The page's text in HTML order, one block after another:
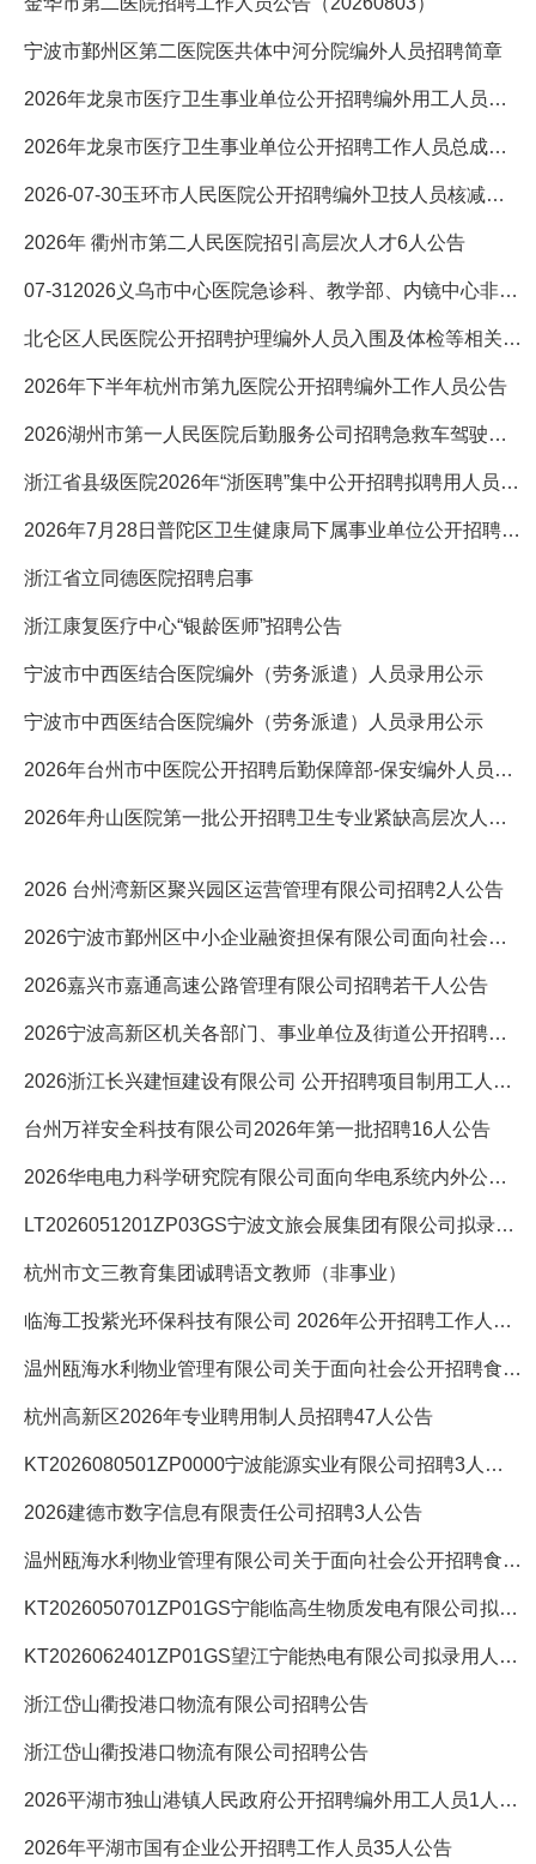
宁波市鄞州区第二医院医共体中河分院编外人员招聘简章
2026年龙泉市医疗卫生事业单位公开招聘编外用工人员总成绩、..
2026年龙泉市医疗卫生事业单位公开招聘工作人员总成绩、入围..
2026-07-30玉环市人民医院公开招聘编外卫技人员核减或核销岗位
2026年 衢州市第二人民医院招引高层次人才6人公告
07-312026义乌市中心医院急诊科、教学部、内镜中心非编人员招
北仑区人民医院公开招聘护理编外人员入围及体检等相关事项公告
2026年下半年杭州市第九医院公开招聘编外工作人员公告
2026湖州市第一人民医院后勤服务公司招聘急救车驾驶员1人公告
浙江省县级医院2026年“浙医聘”集中公开招聘拟聘用人员公示（
2026年7月28日普陀区卫生健康局下属事业单位公开招聘卫生专业
浙江省立同德医院招聘启事
浙江康复医疗中心“银龄医师”招聘公告
宁波市中西医结合医院编外（劳务派遣）人员录用公示
宁波市中西医结合医院编外（劳务派遣）人员录用公示
2026年台州市中医院公开招聘后勤保障部-保安编外人员公告
2026年舟山医院第一批公开招聘卫生专业紧缺高层次人才拟聘用..
2026 台州湾新区聚兴园区运营管理有限公司招聘2人公告
2026宁波市鄞州区中小企业融资担保有限公司面向社会招聘财务工作
2026嘉兴市嘉通高速公路管理有限公司招聘若干人公告
2026宁波高新区机关各部门、事业单位及街道公开招聘编外人员的30
2026浙江长兴建恒建设有限公司 公开招聘项目制用工人员7人公告
台州万祥安全科技有限公司2026年第一批招聘16人公告
2026华电电力科学研究院有限公司面向华电系统内外公开招聘的3人
LT2026051201ZP03GS宁波文旅会展集团有限公司拟录用人员公示
杭州市文三教育集团诚聘语文教师（非事业）
临海工投紫光环保科技有限公司 2026年公开招聘工作人员18人公
温州瓯海水利物业管理有限公司关于面向社会公开招聘食堂工作人
杭州高新区2026年专业聘用制人员招聘47人公告
KT2026080501ZP0000宁波能源实业有限公司招聘3人公告
2026建德市数字信息有限责任公司招聘3人公告
温州瓯海水利物业管理有限公司关于面向社会公开招聘食堂工作人
KT2026050701ZP01GS宁能临高生物质发电有限公司拟录用人员公示
KT2026062401ZP01GS望江宁能热电有限公司拟录用人员公示
浙江岱山衢投港口物流有限公司招聘公告
浙江岱山衢投港口物流有限公司招聘公告
2026平湖市独山港镇人民政府公开招聘编外用工人员1人公告
2026年平湖市国有企业公开招聘工作人员35人公告